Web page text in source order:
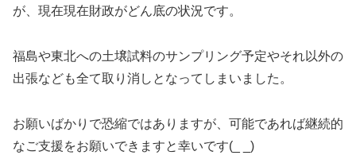
が、現在現在財政がどん底の状況です。
福島や東北への土壌試料のサンプリング予定やそれ以外の
出張なども全て取り消しとなってしまいました。
お願いばかりで恐縮ではありますが、可能であれば継続的
なご支援をお願いできますと幸いです(_ _)